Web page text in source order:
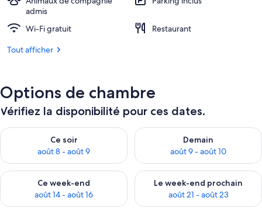
admis
Wi-Fi gratuit
Restaurant
Tout afficher
Options de chambre
Vérifiez la disponibilité pour ces dates.
Ce soir
août 8 - août 9
Vérifier la disponibilité pour ce soir août 8 - août 9
Demain
août 9 - août 10
Vérifier la disponibilité pour
Ce week-end
août 14 - août 16
Vérifier la disponibilité pour ce week-end août 14 - août 16
Le week-end prochain
août 21 - août 23
Vérifier la disponibilité pour